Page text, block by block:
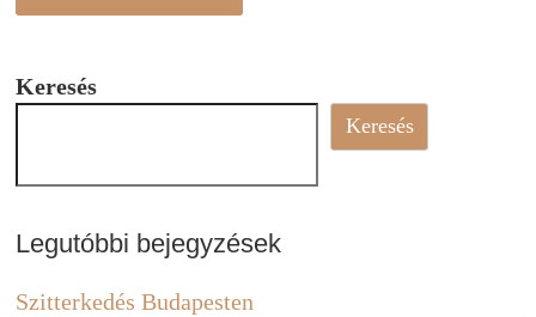
Keresés
Keresés
Legutóbbi bejegyzések
Szitterkedés Budapesten